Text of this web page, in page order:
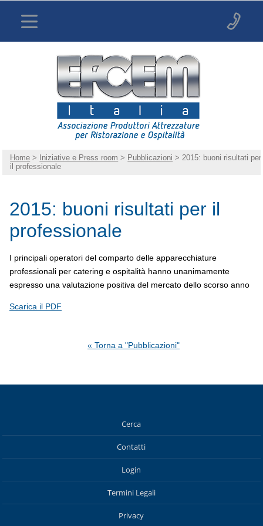
Home > Iniziative e Press room > Pubblicazioni > 2015: buoni risultati per
il professionale
2015: buoni risultati per il
professionale
I principali operatori del comparto delle apparecchiature
professionali per catering e ospitalità hanno unanimamente
espresso una valutazione positiva del mercato dello scorso anno
Scarica il PDF
« Torna a "Pubblicazioni"
Cerca
Contatti
Login
Termini Legali
Privacy